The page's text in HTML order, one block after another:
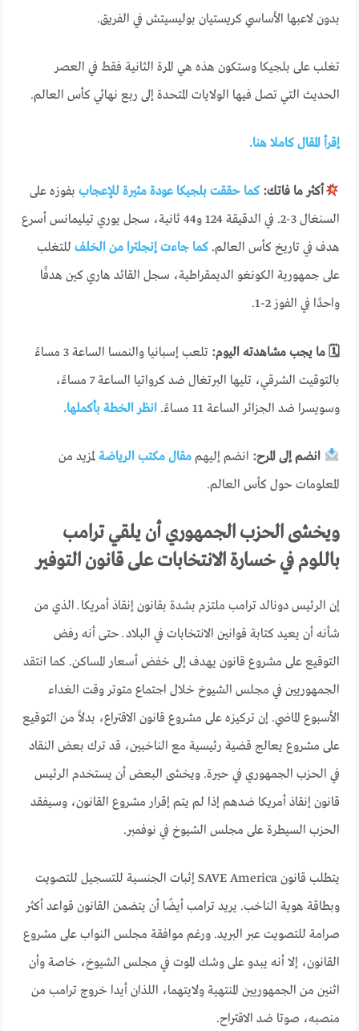
بدون لاعبها الأساسي كريستيان بوليسيتش في الفريق.
تغلب على بلجيكا وستكون هذه هي المرة الثانية فقط في العصر
الحديث التي تصل فيها الولايات المتحدة إلى ربع نهائي كأس العالم.
إقرأ المقال كاملا هنا.
أكثر ما فاتك: كما حققت بلجيكا عودة مثيرة للإعجاببفوزه على
السنغال 3-2. في الدقيقة 124 و44 ثانية، سجل يوري تيليمانس أسرع
هدف في تاريخ كأس العالم.كما جاءت إنجلترا من الخلف للتغلب
على جمهورية الكونغو الديمقراطية، سجل القائد هاري كين هدفًا
واحدًا في الفوز 2-1.
🗓 ما يجب مشاهدته اليوم:
تلعب إسبانيا والنمسا الساعة 3 مساءً
بالتوقيت الشرقي، تليها البرتغال ضد كرواتيا الساعة 7 مساءً،
وسويسرا ضد الجزائر الساعة 11 مساءً.
انظر الخطة بأكملها.
انضم إلى المرح: انضم إليهم مقال مكتب الرياضةلمزيد من
المعلومات حول كأس العالم.
ويخشى الحزب الجمهوري أن يلقي ترامب
باللوم في خسارة الانتخابات على قانون التوفير
إن الرئيس دونالد ترامب ملتزم بشدة بقانون إنقاذ أمريكا ــ الذي من
شأنه أن يعيد كتابة قوانين الانتخابات في البلاد ــ حتى أنه رفض
التوقيع على مشروع قانون يهدف إلى خفض أسعار المساكن. كما انتقد
الجمهوريين في مجلس الشيوخ خلال اجتماع متوتر وقت الغداء
الأسبوع الماضي. إن تركيزه على مشروع قانون الاقتراع، بدلاً من التوقيع
على مشروع يعالج قضية رئيسية مع الناخبين، قد ترك بعض النقاد
في الحزب الجمهوري في حيرة. ويخشى البعض أن يستخدم الرئيس
قانون إنقاذ أمريكا ضدهم إذا لم يتم إقرار مشروع القانون، وسيفقد
الحزب السيطرة على مجلس الشيوخ في نوفمبر.
يتطلب قانون SAVE America إثبات الجنسية للتسجيل للتصويت
وبطاقة هوية الناخب. يريد ترامب أيضًا أن يتضمن القانون قواعد أكثر
صرامة للتصويت عبر البريد. ورغم موافقة مجلس النواب على مشروع
القانون، إلا أنه يبدو على وشك الموت في مجلس الشيوخ، خاصة وأن
اثنين من الجمهوريين المنتهية ولايتهما، اللذان أيدا خروج ترامب من
منصبه، صوتا ضد الاقتراح.